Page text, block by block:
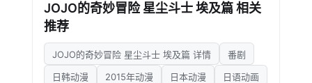
JOJO的奇妙冒险 星尘斗士 埃及篇 相关
推荐
JOJO的奇妙冒险 星尘斗士 埃及篇 详情
番剧
日韩动漫
2015年动漫 日本动漫
日语动画